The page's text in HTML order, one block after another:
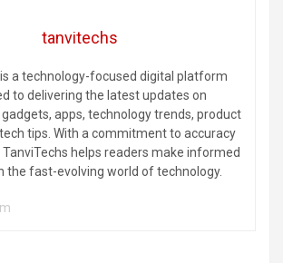
tanvitechs
a technology-focused digital platform
to delivering the latest updates on
apps, technology trends, product
tips. With a commitment to accuracy
helps readers make informed
the fast-evolving world of technology.